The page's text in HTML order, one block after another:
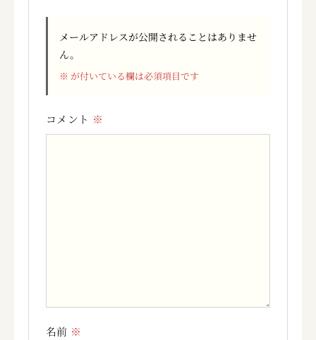
メールアドレスが公開されることはありませ
ん。
※ が付いている欄は必須項目です
コメント ※
名前 ※